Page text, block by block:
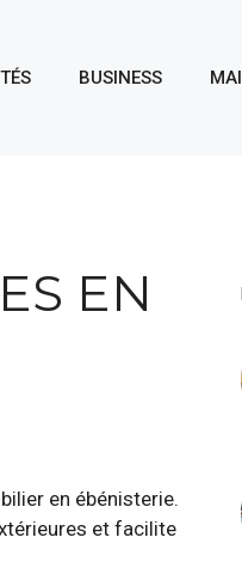
BUSINESS
EN
en ébénisterie.
et facilite